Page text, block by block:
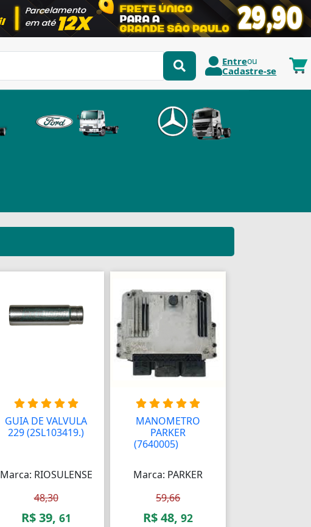
Entreou
Cadastre-se
GUIA DE VALVULA
229 (2SL103419.)
Marca: RIOSULENSE
48,30
R$ 39, 61
MANOMETRO
PARKER
(7640005)AAAA
Marca: PARKER
59,66
R$ 48,92